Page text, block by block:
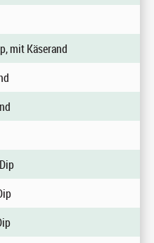
mit Käserand